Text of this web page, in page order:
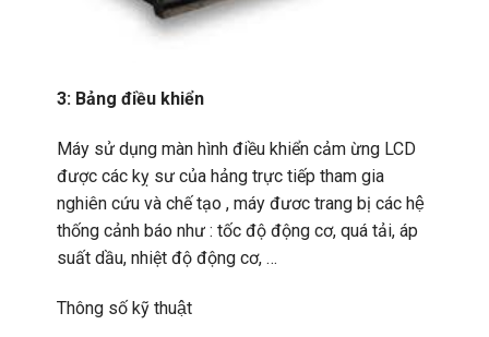
3: Bảng điều khiển
Máy sử dụng màn hình điều khiển cảm ừng LCD
được các kỵ sư của hảng trực tiếp tham gia
nghiên cứu và chế tạo , máy đươc trang bị các hệ
thống cảnh báo như : tốc độ động cơ, quá tải, áp
suất dầu, nhiệt độ động cơ, …
Thông số kỹ thuật